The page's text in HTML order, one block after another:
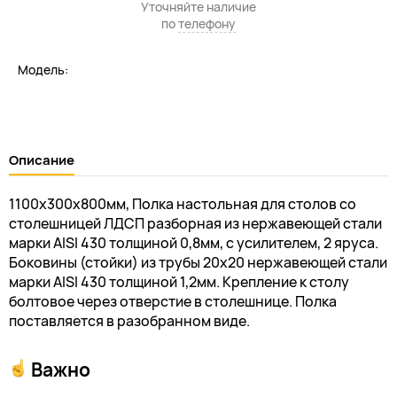
Модель:
Уточняйте наличие
потелефону
Описание
1100х300х800мм, Полка настольная для столов со
столешницей ЛДСП разборная из нержавеющей стали
марки AISI 430 толщиной 0,8мм, с усилителем, 2 яруса.
Боковины (стойки) из трубы 20х20 нержавеющей стали
марки AISI 430 толщиной 1,2мм. Крепление к столу
болтовое через отверстие в столешнице. Полка
поставляется в разобранном виде.
Важно